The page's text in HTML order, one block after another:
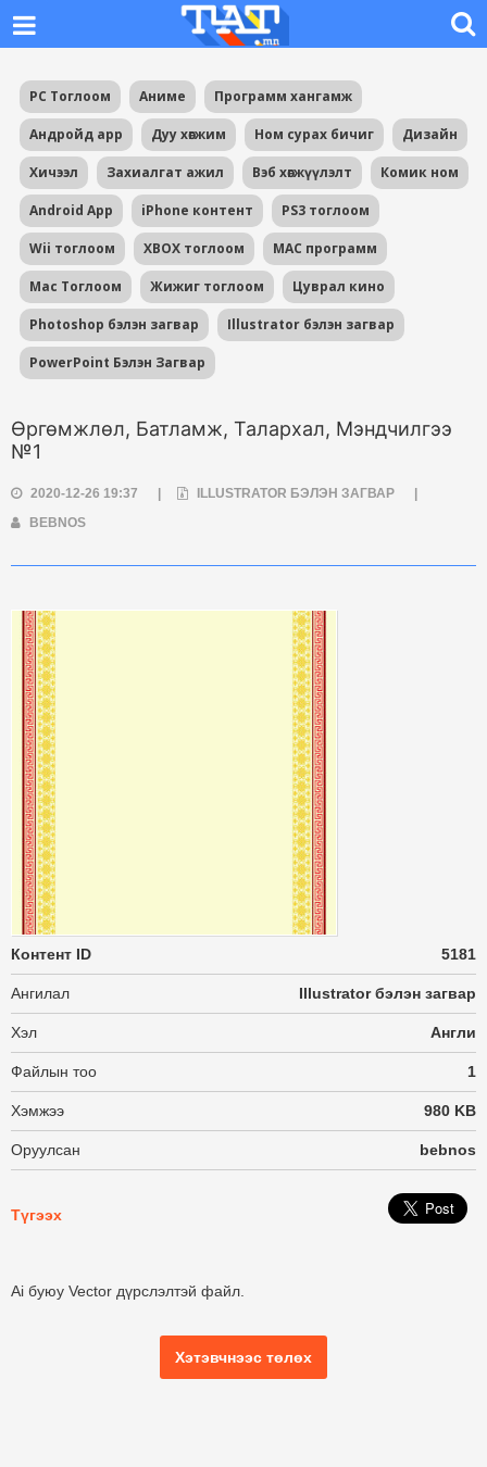
PC Тоглоом Аниме Программ хангамж
Андройд app Дуу хөгжим Ном сурах бичиг Дизайн
Хичээл Захиалгат ажил Вэб хөгжүүлэлт Комик ном
Android App iPhone контент PS3 тоглоом
Wii тоглоом XBOX тоглоом MAC программ
Mac Тоглоом Жижиг тоглоом Цуврал кино
Photoshop бэлэн загвар Illustrator бэлэн загвар
PowerPoint Бэлэн Загвар
Өргөмжлөл, Батламж, Талархал, Мэндчилгээ
№1
2020-12-26 19:37 ILLUSTRATOR БЭЛЭН ЗАГВАР
BEBNOS
Контент ID 5181
Ангилал Illustrator бэлэн загвар
Хэл Англи
Файлын тоо 1
Хэмжээ 980 KB
Оруулсан bebnos
Түгээх
Ai буюу Vector дүрслэлтэй файл.
Хэтэвчнээс төлөх